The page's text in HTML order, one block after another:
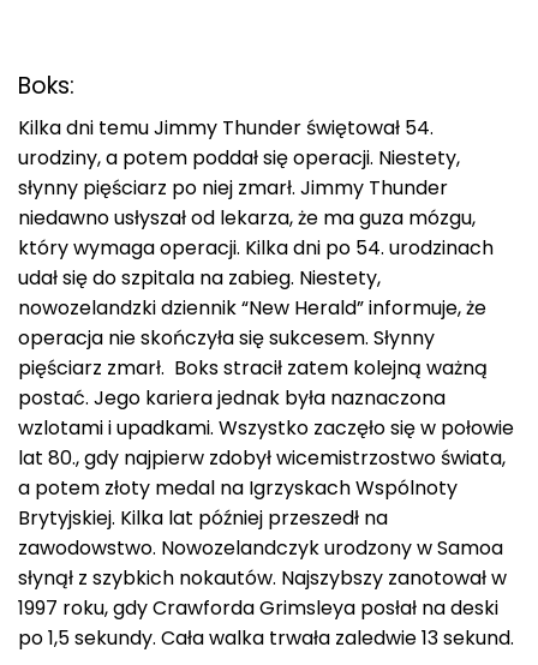
Boks:
Kilka dni temu Jimmy Thunder świętował 54.
urodziny, a potem poddał się operacji. Niestety,
słynny pięściarz po niej zmarł. Jimmy Thunder
niedawno usłyszał od lekarza, że ma guza mózgu,
który wymaga operacji. Kilka dni po 54. urodzinach
udał się do szpitala na zabieg. Niestety,
nowozelandzki dziennik “New Herald” informuje, że
operacja nie skończyła się sukcesem. Słynny
pięściarz zmarł. Boks stracił zatem kolejną ważną
postać. Jego kariera jednak była naznaczona
wzlotami i upadkami. Wszystko zaczęło się w połowie
lat 80., gdy najpierw zdobył wicemistrzostwo świata,
a potem złoty medal na Igrzyskach Wspólnoty
Brytyjskiej. Kilka lat później przeszedł na
zawodowstwo. Nowozelandczyk urodzony w Samoa
słynął z szybkich nokautów. Najszybszy zanotował w
1997 roku, gdy Crawforda Grimsleya posłał na deski
po 1,5 sekundy. Cała walka trwała zaledwie 13 sekund.